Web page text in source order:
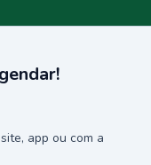
app ou com a